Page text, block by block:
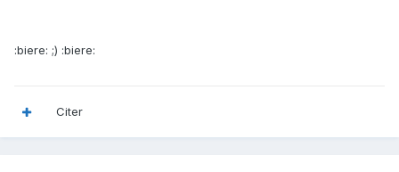
:biere: ;) :biere:
Citer